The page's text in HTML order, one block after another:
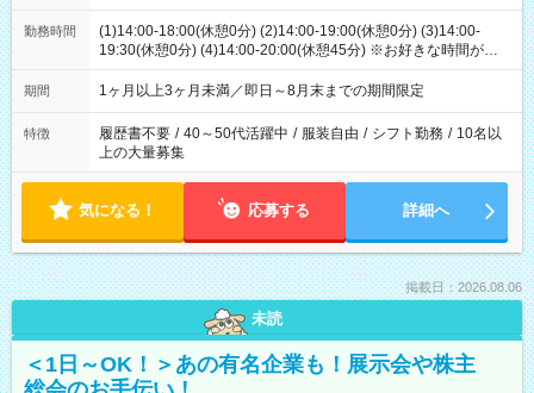
勤務時間
(1)14:00-18:00(休憩0分) (2)14:00-19:00(休憩0分) (3)14:00-
19:30(休憩0分) (4)14:00-20:00(休憩45分) ※お好きな時間が選べ
ます
期間 1ヶ月以上3ヶ月未満／即日～8月末までの期間限定
特徴 履歴書不要 / 40～50代活躍中 / 服装自由 / シフト勤務 / 10名以
上の大量募集
気になる！ 応募する 詳細へ
掲載日：2026.08.06
未読
＜1日～OK！＞あの有名企業も！展示会や株主